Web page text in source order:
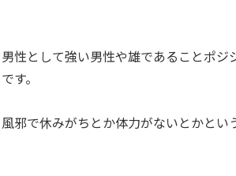
男性として強い男性や雄であることポ
です。
風邪で休みがちとか体力がないとかとい